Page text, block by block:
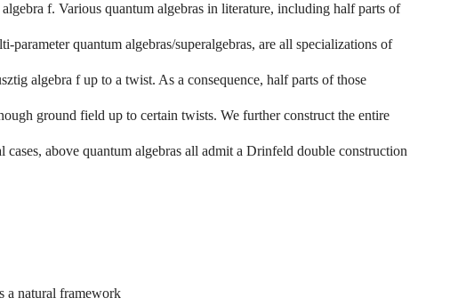
f. Various quantum algebras in literature, including half parts of
parameter quantum algebras/superalgebras, are all specializations of
algebra f up to a twist. As a consequence, half parts of those
ground field up to certain twists. We further construct the entire
above quantum algebras all admit a Drinfeld double construction
a natural framework